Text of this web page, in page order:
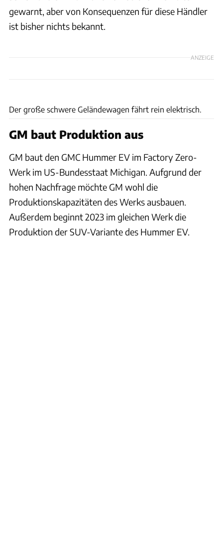
gewarnt, aber von Konsequenzen für diese Händler
ist bisher nichts bekannt.
ANZEIGE
Der große schwere Geländewagen fährt rein elektrisch.
GM baut Produktion aus
GM baut den GMC Hummer EV im Factory Zero-
Werk im US-Bundesstaat Michigan. Aufgrund der
hohen Nachfrage möchte GM wohl die
Produktionskapazitäten des Werks ausbauen.
Außerdem beginnt 2023 im gleichen Werk die
Produktion der SUV-Variante des Hummer EV.